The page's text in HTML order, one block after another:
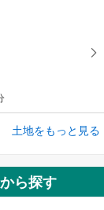
土地をもっと見る
ら探す